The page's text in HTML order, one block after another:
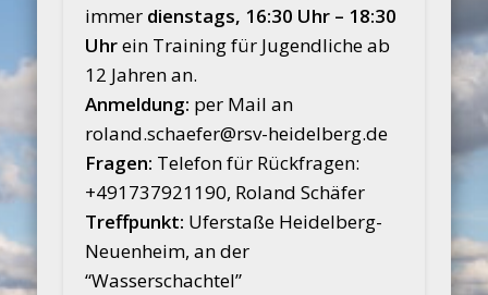
immer dienstags, 16:30 Uhr – 18:30
Uhrein Training für Jugendliche ab
12 Jahren an.
Anmeldung: per Mail an
roland.schaefer@rsv-heidelberg.de
Fragen: Telefon für Rückfragen:
+491737921190, Roland Schäfer
Treffpunkt: Uferstaße Heidelberg-
Neuenheim, an der
“Wasserschachtel”